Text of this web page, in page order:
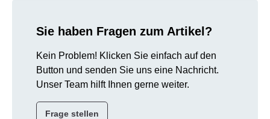
Sie haben Fragen zum Artikel?
Kein Problem! Klicken Sie einfach auf den
Button und senden Sie uns eine Nachricht.
Unser Team hilft Ihnen gerne weiter.
Frage stellen